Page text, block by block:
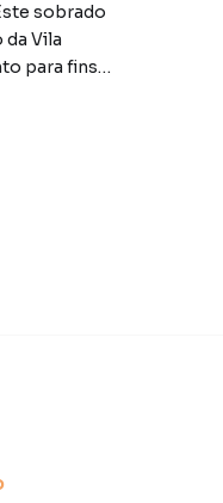
sobrado
Vila
para fins
e pode
do